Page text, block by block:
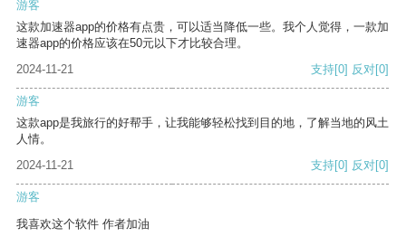
游客
这款加速器app的价格有点贵，可以适当降低一些。我个人觉得，一款加
速器app的价格应该在50元以下才比较合理。
2024-11-21
支持[0] 反对[0]
游客
这款app是我旅行的好帮手，让我能够轻松找到目的地，了解当地的风土
人情。
2024-11-21
支持[0] 反对[0]
游客
我喜欢这个软件 作者加油